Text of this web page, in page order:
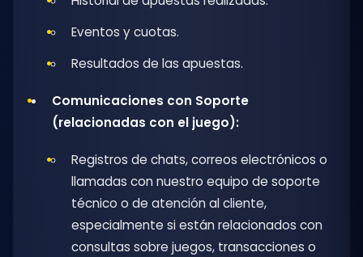
Eventos y cuotas.
Resultados de las apuestas.
Comunicaciones con Soporte
(relacionadas con el juego):
Registros de chats, correos electrónicos o
llamadas con nuestro equipo de soporte
técnico o de atención al cliente,
especialmente si están relacionados con
consultas sobre juegos, transacciones o